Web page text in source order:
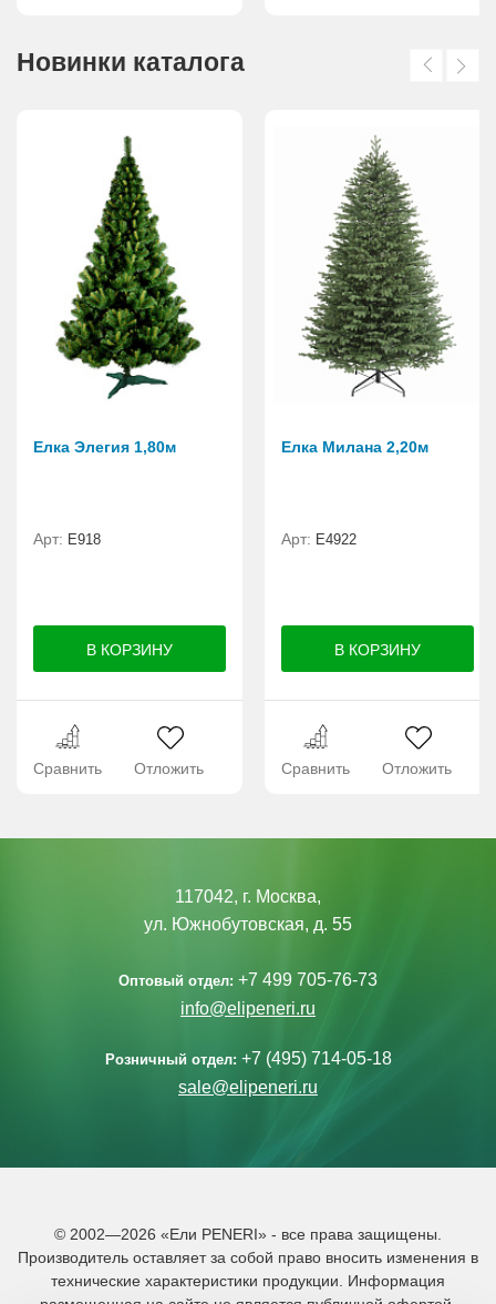
Новинки каталога
Елка Элегия 1,80м
Арт: E918
Сравнить Отложить
Елка Милана 2,20м
Арт: Е4922
Сравнить Отложить
117042, г. Москва,
ул. Южнобутовская, д. 55
Оптовый отдел: +7 499 705-76-73
info@elipeneri.ru
Розничный отдел: +7 (495) 714-05-18
sale@elipeneri.ru
© 2002—2026 «Ели PENERI» - все права защищены.
Производитель оставляет за собой право вносить изменения в
технические характеристики продукции. Информация